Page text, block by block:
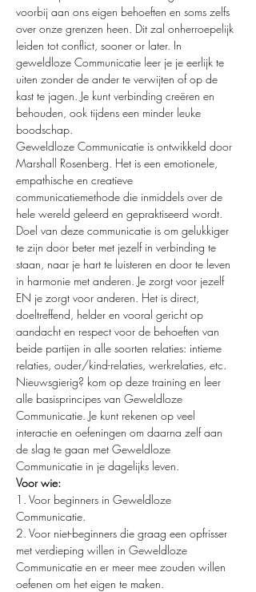
voorbij aan ons eigen behoeften en soms zelfs
over onze grenzen heen. Dit zal onherroepelijk
leiden tot conflict, sooner or later. In
geweldloze Communicatie leer je je eerlijk te
uiten zonder de ander te verwijten of op de
kast te jagen. Je kunt verbinding creëren en
behouden, ook tijdens een minder leuke
boodschap.
Geweldloze Communicatie is ontwikkeld door
Marshall Rosenberg. Het is een emotionele,
empathische en creatieve
communicatiemethode die inmiddels over de
hele wereld geleerd en gepraktiseerd wordt.
Doel van deze communicatie is om gelukkiger
te zijn door beter met jezelf in verbinding te
staan, naar je hart te luisteren en door te leven
in harmonie met anderen. Je zorgt voor jezelf
EN je zorgt voor anderen. Het is direct,
doeltreffend, helder en vooral gericht op
aandacht en respect voor de behoeften van
beide partijen in alle soorten relaties: intieme
relaties, ouder/kind-relaties, werkrelaties, etc.
Nieuwsgierig? kom op deze training en leer
alle basisprincipes van Geweldloze
Communicatie. Je kunt rekenen op veel
interactie en oefeningen om daarna zelf aan
de slag te gaan met Geweldloze
Communicatie in je dagelijks leven.
Voor wie:
1. Voor beginners in Geweldloze
Communicatie.
2. Voor niet-beginners die graag een opfrisser
met verdieping willen in Geweldloze
Communicatie en er meer mee zouden willen
oefenen om het eigen te maken.